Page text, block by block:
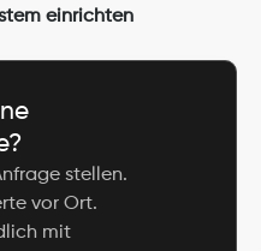
einrichten
stellen.
vor Ort.
mit